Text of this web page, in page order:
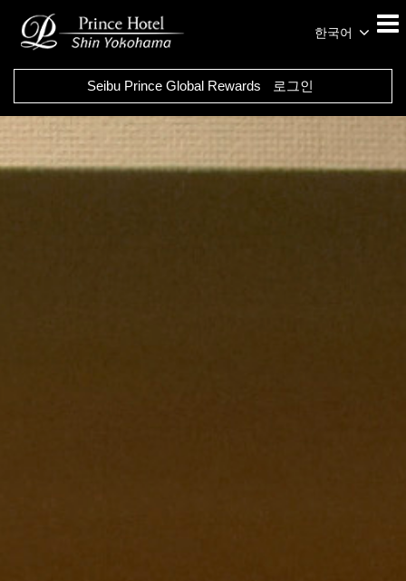
한국어
Seibu Prince Global Rewards 로그인